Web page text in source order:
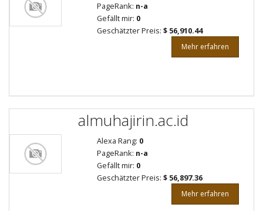
PageRank: n-a
Gefällt mir: 0
Geschätzter Preis: $ 56,910.44
Mehr erfahren
almuhajirin.ac.id
Alexa Rang: 0
PageRank: n-a
Gefällt mir: 0
Geschätzter Preis: $ 56,897.36
Mehr erfahren